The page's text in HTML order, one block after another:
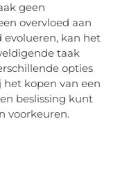
geen
overvloed aan
kan het
taak
opties
kopen van een
beslissing kunt
voorkeuren.